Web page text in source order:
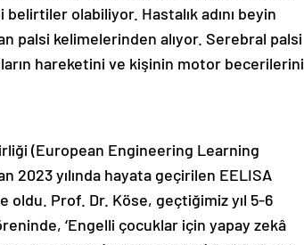
olabiliyor. Hastalık adını beyin
palsi kelimelerinden alıyor. Serebral palsi
hareketini ve kişinin motor becerilerini
(European Engineering Learning
2023 yılında hayata geçirilen EELISA
oldu. Prof. Dr. Köse, geçtiğimiz yıl 5-6
‘Engelli çocuklar için yapay zekâ